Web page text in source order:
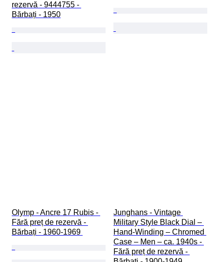
rezervă - 9444755 -
Bărbați - 1950
Olymp - Ancre 17 Rubis -
Fără preț de rezervă -
Bărbați - 1960-1969
Junghans - Vintage
Military Style Black Dial –
Hand-Winding – Chromed
Case – Men – ca. 1940s -
Fără preț de rezervă -